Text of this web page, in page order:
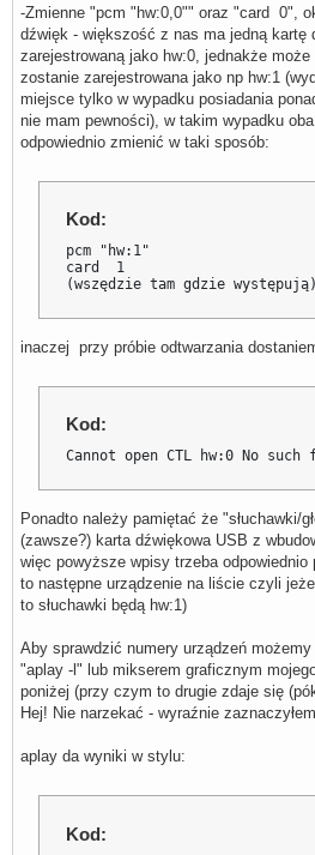
    slave
    {
        pcm "hw:0"
        channels 2
        period_size 256
        #buffer_size 4096
        rate 44100
        periods 0
        period_time 0
}
#Ponizej jest zdefiniowane 6
#obecnie wymagane jest
#tyle stworzyć
pcm.softvol00 {
    type            softvol
    slave {
    control {
pcm.softvol01 {
    type            softvol
    }
    control {
name
        card        0
    }
}
    type            softvol
    slave {
        pcm         "dmixer"
    }
    control {
        card        0
    }
    type            softvol
-Zmienne "pcm "hw:0,0"" oraz "card 0",
dźwięk - większość z nas ma jedną kartę
zarejestrowaną jako hw:0, jednakże
zostanie zarejestrowana jako np hw:1
miejsce tylko w wypadku posiadania
nie mam pewności), w takim wypadku
odpowiednio zmienić w taki sposób:
Kod:
pcm "hw:1"
card  1
(wszędzie tam gdzie występują)
inaczej przy próbie odtwarzania
Kod:
Cannot open CTL hw:0 No
Ponadto należy pamiętać że "słuchawki/
(zawsze?) karta dźwiękowa USB z
więc powyższe wpisy trzeba
to następne urządzenie na liście czyli
to słuchawki będą hw:1)
Aby sprawdzić numery urządzeń
"aplay -l" lub mikserem graficznym
poniżej (przy czym to drugie zdaje się
Hej! Nie narzekać - wyraźnie
aplay da wyniki w stylu:
Kod: